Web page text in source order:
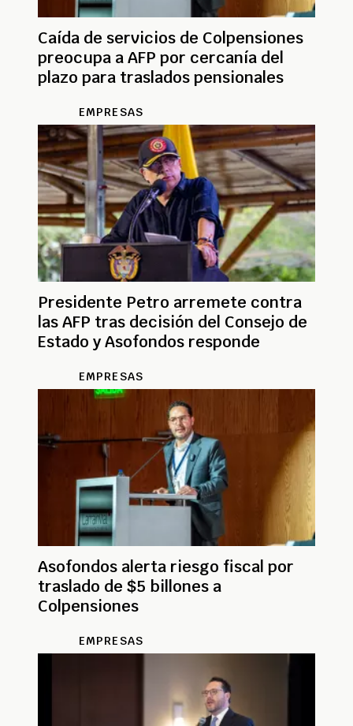
Caída de servicios de Colpensiones
preocupa a AFP por cercanía del
plazo para traslados pensionales
EMPRESAS
Presidente Petro arremete contra
las AFP tras decisión del Consejo de
Estado y Asofondos responde
EMPRESAS
Asofondos alerta riesgo fiscal por
traslado de $5 billones a
Colpensiones
EMPRESAS